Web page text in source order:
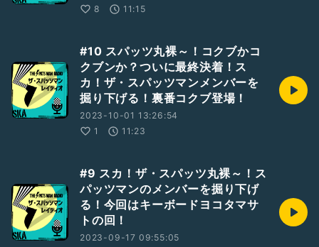
8
11:15
#10 スパッツ丸裸～！コクブかコ
クブンか？ついに最終決着！ス
カ！ザ・スパッツマンメンバーを
掘り下げる！裏番コクブ登場！
2023-10-01 13:26:54
1
11:23
#9 スカ！ザ・スパッツ丸裸～！ス
パッツマンのメンバーを掘り下げ
る！今回はキーボードヨコタマサ
トの回！
2023-09-17 09:55:05